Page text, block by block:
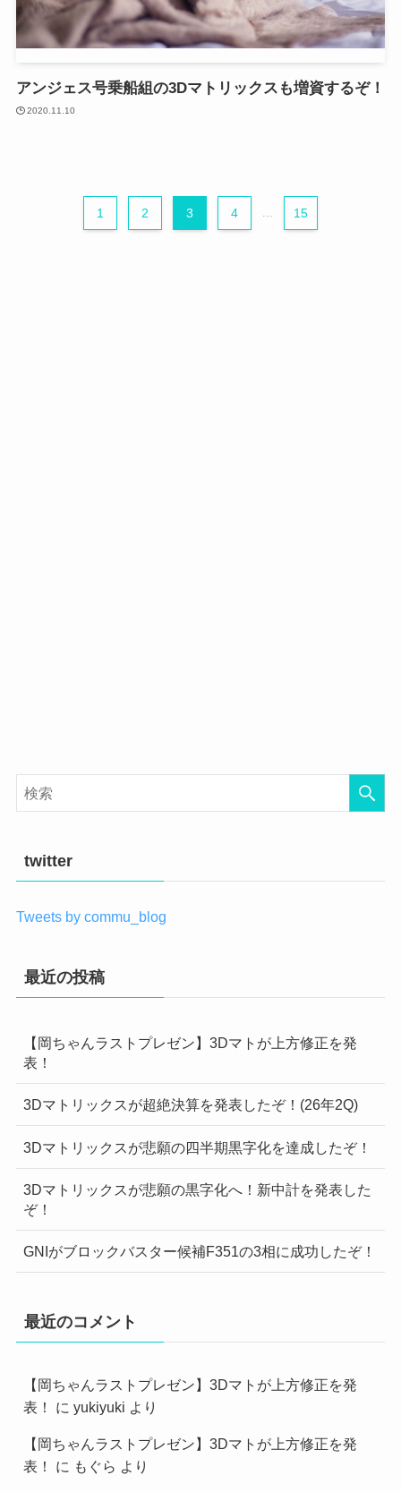
アンジェス号乗船組の3Dマトリックスも増資するぞ！
2020.11.10
1 2 3 4 ... 15
twitter
Tweets by commu_blog
最近の投稿
【岡ちゃんラストプレゼン】3Dマトが上方修正を発
表！
3Dマトリックスが超絶決算を発表したぞ！(26年2Q)
3Dマトリックスが悲願の四半期黒字化を達成したぞ！
3Dマトリックスが悲願の黒字化へ！新中計を発表した
ぞ！
GNIがブロックバスター候補F351の3相に成功したぞ！
最近のコメント
【岡ちゃんラストプレゼン】3Dマトが上方修正を発
表！
に yukiyuki より
【岡ちゃんラストプレゼン】3Dマトが上方修正を発
表！
に もぐら より